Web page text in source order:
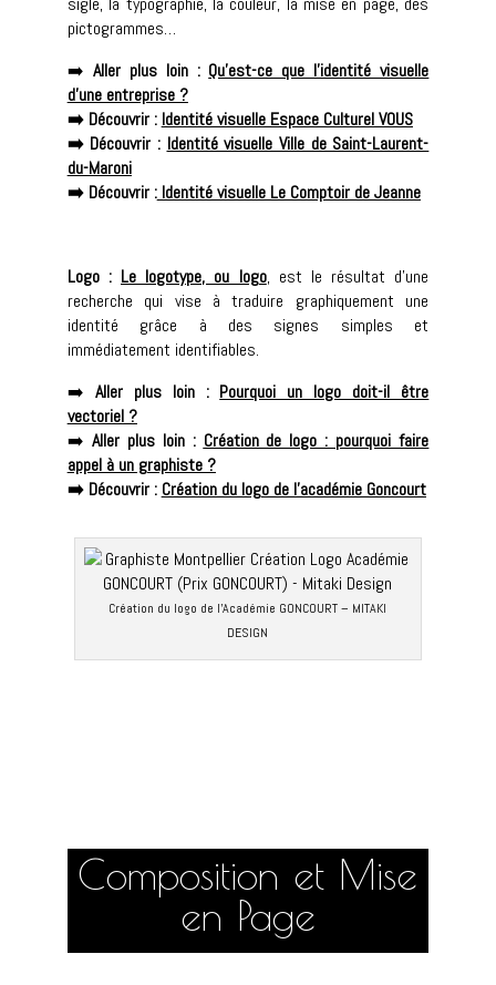
pictogrammes…
➡️ Aller plus loin : Qu’est-ce que l’identité visuelle
d’une entreprise ?
➡️ Découvrir : Identité visuelle Espace Culturel VOUS
➡️ Découvrir : Identité visuelle Ville de Saint-Laurent-
du-Maroni
➡️ Découvrir :Identité visuelle Le Comptoir de Jeanne
Logo : Le logotype, ou logo, est le résultat d’une
recherche qui vise à traduire graphiquement une
identité grâce à des signes simples et
immédiatement identifiables.
➡️ Aller plus loin : Pourquoi un logo doit-il être
vectoriel ?
➡️ Aller plus loin : Création de logo : pourquoi faire
appel à un graphiste ?
➡️ Découvrir : Création du logo de l’académie Goncourt
Création du logo de l’Académie GONCOURT – MITAKI
DESIGN
Composition et Mise
en Page